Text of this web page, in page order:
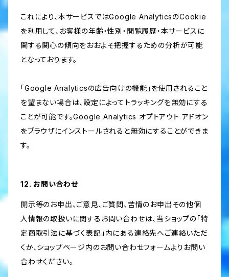
これにより、本サービスではGoogle AnalyticsのCookie
を利用して、お客様の年齢・性別・閲覧履歴・本サービスに
関する関心の傾向をおおよそ把握するための分析が可能
となっております。
「Google Analyticsの広告向けの機能」を使用されること
を望まない場合は、設定によってトラッキングを無効にする
ことが可能です。Google Analytics オプトアウト アドオン
をブラウザにインストールされると無効にすることができま
す。
12. お問い合わせ
開示等のお申出、ご意見、ご質問、苦情のお申出その他個
人情報の取扱いに関するお問い合わせは、当ショップの「特
定商取引法に基づく表記」内にある連絡先へご連絡いただ
くか、ショップページ内のお問い合わせフォームよりお問い
合わせください。